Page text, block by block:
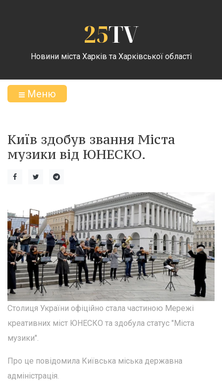
25TV
Новини міста Харків та Харківської області
Меню
Київ здобув звання Міста
музики від ЮНЕСКО.
Столиця України офіційно стала частиною Мережі
креативних міст ЮНЕСКО та здобула статус "Міста
музики".
Про це повідомила Київська міська державна
адміністрація.